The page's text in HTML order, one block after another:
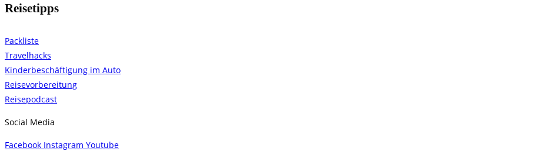
Reisetipps
Packliste
Travelhacks
Kinderbeschäftigung im Auto
Reisevorbereitung
Reisepodcast
Social Media
Facebook Instagram Youtube